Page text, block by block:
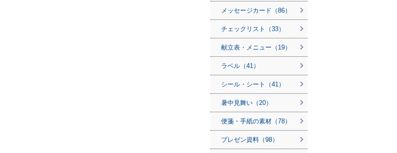
メッセージカード（86）
チェックリスト（33）
献立表・メニュー（19）
ラベル（41）
シール・シート（41）
暑中見舞い（20）
便箋・手紙の素材（78）
プレゼン資料（98）